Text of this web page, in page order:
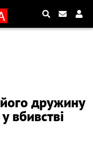
дружину
вбивстві